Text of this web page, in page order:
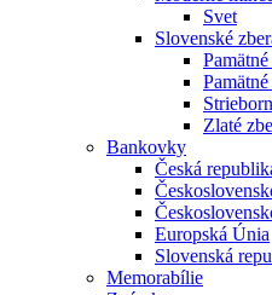
Svet
Slovenské
Zlaté
Bankovky
Česká
Europská Únia
Slovenská
Memorabílie